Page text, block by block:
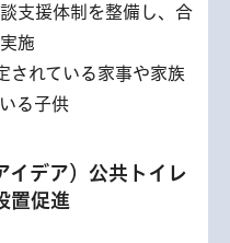
支援体制を整備し、合
施
されている家事や家族
る子供
イデア）公共トイレ
置促進